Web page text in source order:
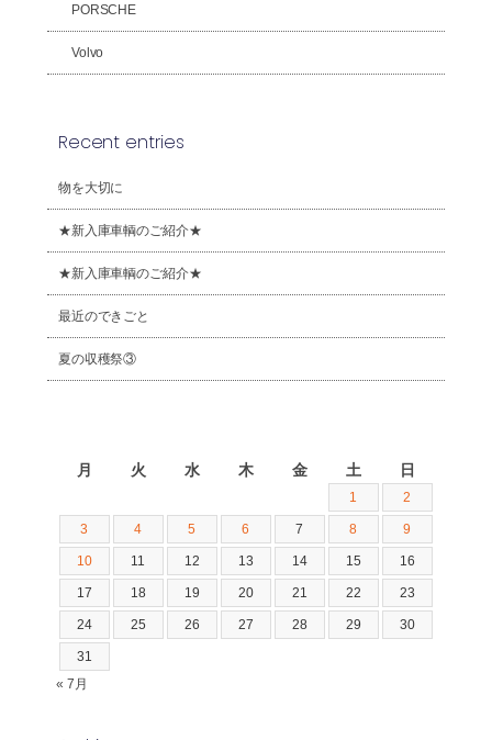
PORSCHE
Volvo
Recent entries
物を大切に
★新入庫車輌のご紹介★
★新入庫車輌のご紹介★
最近のできごと
夏の収穫祭③
月 火 水 木 金 土 日
1 2
3 4 5 6 7 8 9
10 11 12 13 14 15 16
17 18 19 20 21 22 23
24 25 26 27 28 29 30
31
« 7月